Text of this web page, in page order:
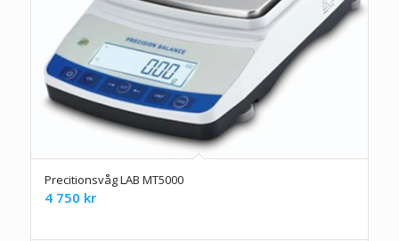
Precitionsvåg LAB MT5000
4 750 kr